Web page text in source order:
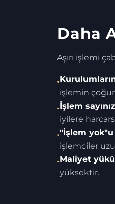
Daha
Aşırı işlemi
•
işlemin
•İşlem
iyilere
•"İşlem
işlemciler
•Maliyet
yüksektir.